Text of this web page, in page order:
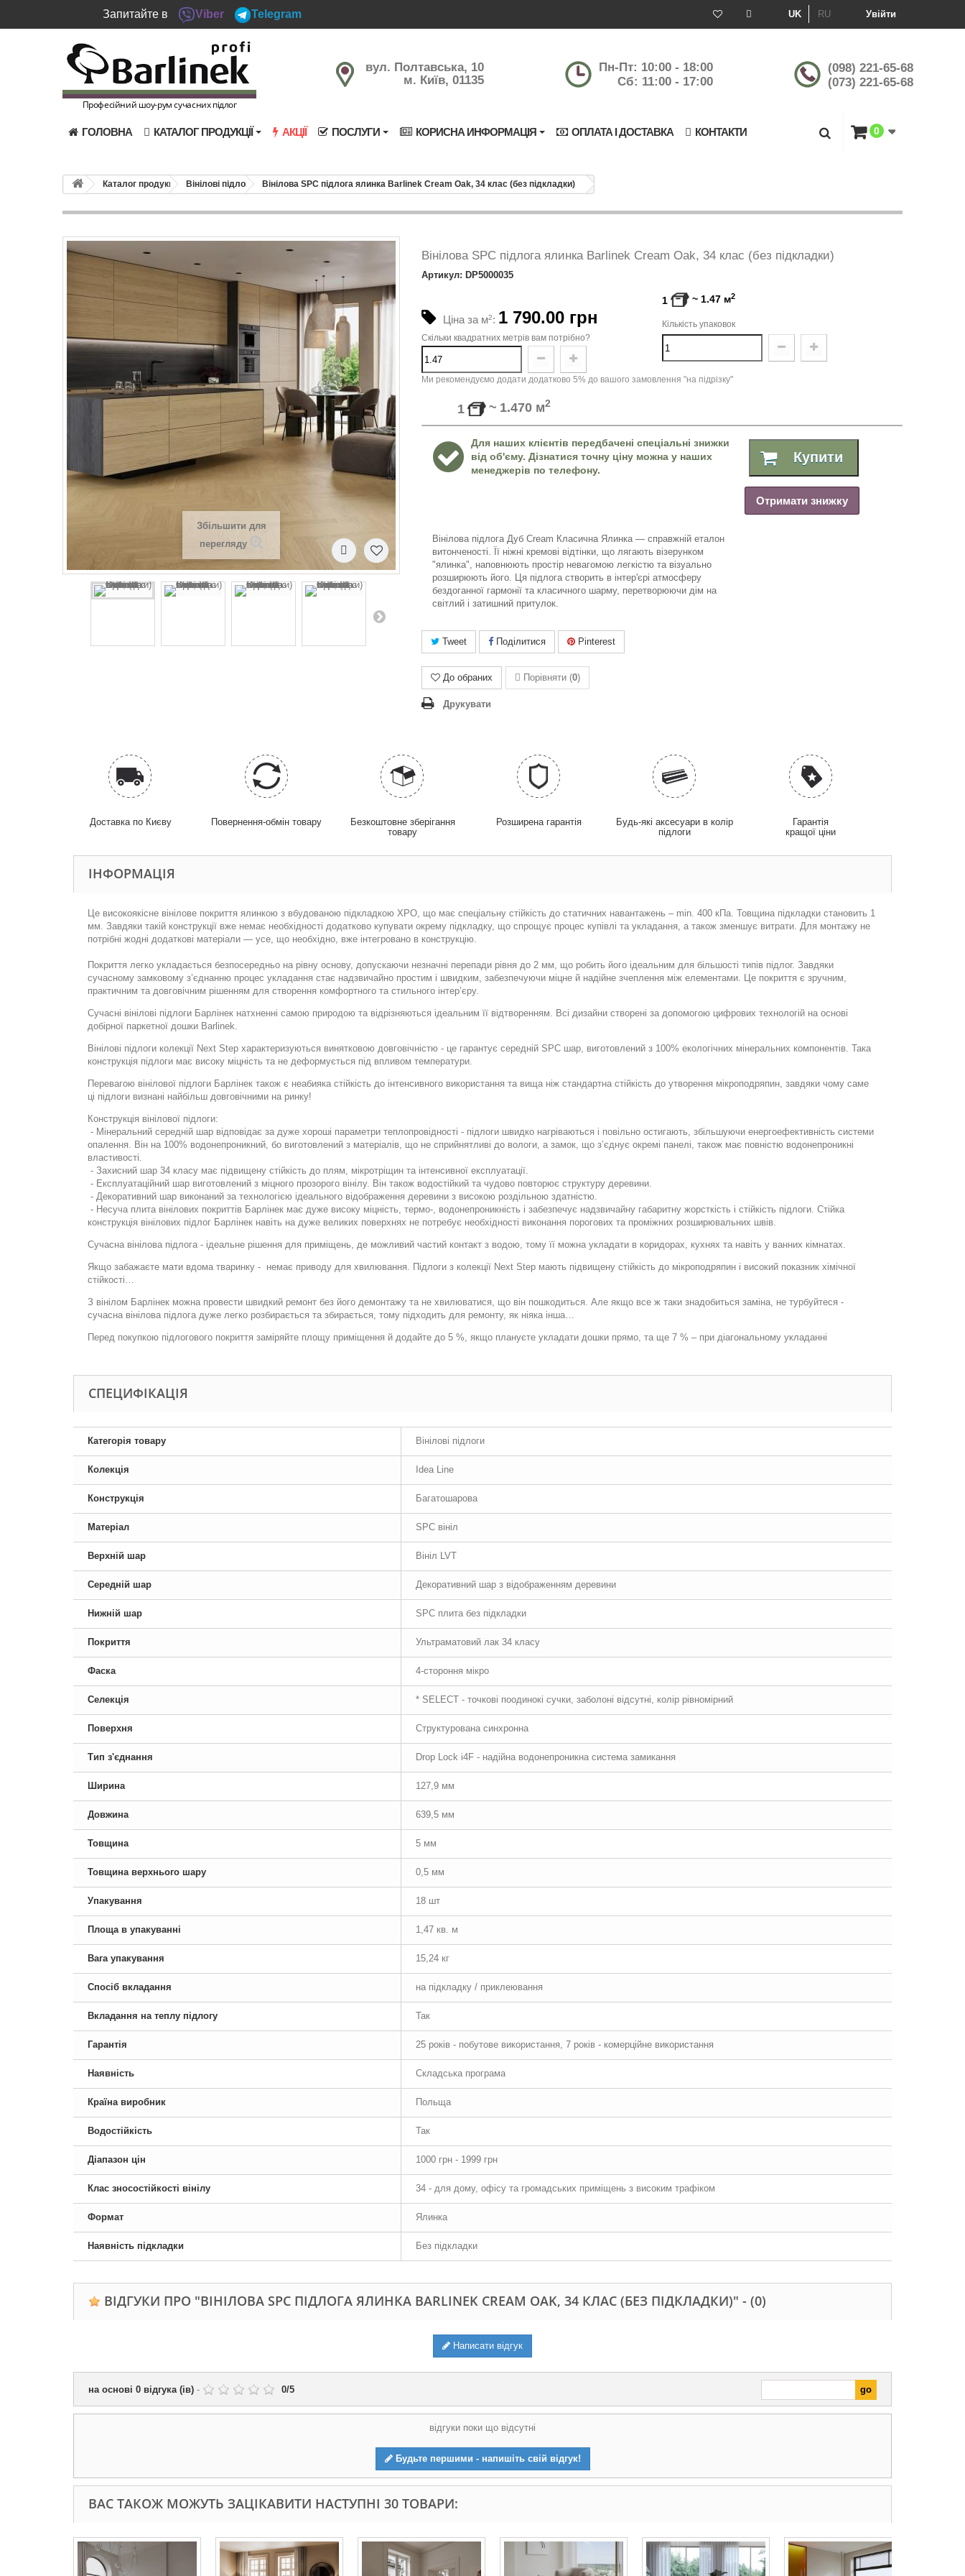
Запитайте в Viber Telegram Увійти
UK RU
Професійний шоу-рум сучасних підлог
вул. Полтавська, 10
м. Київ, 01135
Пн-Пт: 10:00 - 18:00
Сб: 11:00 - 17:00
(098) 221-65-68
(073) 221-65-68
ГОЛОВНА КАТАЛОГ ПРОДУКЦІЇ АКЦІЇ ПОСЛУГИ КОРИСНА ИНФОРМАЦІЯ ОПЛАТА І ДОСТАВКА КОНТАКТИ 0
Каталог продукції Вінілові підлоги Вінілова SPC підлога ялинка Barlinek Cream Oak, 34 клас (без підкладки)
Збільшити для
перегляду
Вінілова SPC підлога ялинка Barlinek Cream Oak, 34 клас (без підкладки)
Артикул: DP5000035
Ціна за м2: 1 790.00 грн
1 ~ 1.47 м2
Кількість упаковок
Скільки квадратних метрів вам потрібно?
Ми рекомендуємо додати додатково 5% до вашого замовлення "на підрізку"
1 ~ 1.470 м2
Для наших клієнтів передбачені спеціальні знижки
від об'єму. Дізнатися точну ціну можна у наших
менеджерів по телефону.
Купити
Отримати знижку
Вінілова підлога Дуб Cream Класична Ялинка — справжній еталон
витонченості. Її ніжні кремові відтінки, що лягають візерунком
"ялинка", наповнюють простір невагомою легкістю та візуально
розширюють його. Ця підлога створить в інтер'єрі атмосферу
бездоганної гармонії та класичного шарму, перетворюючи дім на
світлий і затишний притулок.
Tweet Поділитися Pinterest
До обраних Порівняти (0)
Друкувати
Доставка по Києву Повернення-обмін товару
Безкоштовне зберігання
товару
Розширена гарантія
Будь-які аксесуари в колір
підлоги
Гарантія
кращої ціни
ІНФОРМАЦІЯ
Це високоякісне вінілове покриття ялинкою з вбудованою підкладкою XPO, що має спеціальну стійкість до статичних навантажень – min. 400 кПa. Товщина підкладки становить 1
мм. Завдяки такій конструкції вже немає необхідності додатково купувати окрему підкладку, що спрощує процес купівлі та укладання, а також зменшує витрати. Для монтажу не
потрібні жодні додаткові матеріали — усе, що необхідно, вже інтегровано в конструкцію.
Покриття легко укладається безпосередньо на рівну основу, допускаючи незначні перепади рівня до 2 мм, що робить його ідеальним для більшості типів підлог. Завдяки
сучасному замковому з’єднанню процес укладання стає надзвичайно простим і швидким, забезпечуючи міцне й надійне зчеплення між елементами. Це покриття є зручним,
практичним та довговічним рішенням для створення комфортного та стильного інтер’єру.
Сучасні вінілові підлоги Барлінек натхненні самою природою та відрізняються ідеальним її відтворенням. Всі дизайни створені за допомогою цифрових технологій на основі
добірної паркетної дошки Barlinek.
Вінілові підлоги колекції Next Step характеризуються винятковою довговічністю - це гарантує середній SPC шар, виготовлений з 100% екологічних мінеральних компонентів. Така
конструкція підлоги має високу міцність та не деформується під впливом температури.
Перевагою вінілової підлоги Барлінек також є неабияка стійкість до інтенсивного використання та вища ніж стандартна стійкість до утворення мікроподряпин, завдяки чому саме
ці підлоги визнані найбільш довговічними на ринку!
Конструкція вінілової підлоги:
- Мінеральний середній шар відповідає за дуже хороші параметри теплопровідності - підлоги швидко нагріваються і повільно остигають, збільшуючи енергоефективність системи
опалення. Він на 100% водонепроникний, бо виготовлений з матеріалів, що не сприйнятливі до вологи, а замок, що з’єднує окремі панелі, також має повністю водонепроникні
властивості.
- Захисний шар 34 класу має підвищену стійкість до плям, мікротріщин та інтенсивної експлуатації.
- Експлуатаційний шар виготовлений з міцного прозорого вінілу. Він також водостійкий та чудово повторює структуру деревини.
- Декоративний шар виконаний за технологією ідеального відображення деревини з високою роздільною здатністю.
- Несуча плита вінілових покриттів Барлінек має дуже високу міцність, термо-, водонепроникність і забезпечує надзвичайну габаритну жорсткість і стійкість підлоги. Стійка
конструкція вінілових підлог Барлінек навіть на дуже великих поверхнях не потребує необхідності виконання порогових та проміжних розширювальних швів.
Сучасна вінілова підлога - ідеальне рішення для приміщень, де можливий частий контакт з водою, тому її можна укладати в коридорах, кухнях та навіть у ванних кімнатах.
Якщо забажаєте мати вдома тваринку - немає приводу для хвилювання. Підлоги з колекції Next Step мають підвищену стійкість до мікроподряпин і високий показник хімічної
стійкості…
З вінілом Барлінек можна провести швидкий ремонт без його демонтажу та не хвилюватися, що він пошкодиться. Але якщо все ж таки знадобиться заміна, не турбуйтеся -
сучасна вінілова підлога дуже легко розбирається та збирається, тому підходить для ремонту, як ніяка інша…
Перед покупкою підлогового покриття заміряйте площу приміщення й додайте до 5 %, якщо плануєте укладати дошки прямо, та ще 7 % – при діагональному укладанні
СПЕЦИФІКАЦІЯ
Категорія товару Вінілові підлоги
Колекція Idea Line
Конструкція Багатошарова
Матеріал SPC вініл
Верхній шар Вініл LVT
Середній шар Декоративний шар з відображенням деревини
Нижній шар SPC плита без підкладки
Покриття Ультраматовий лак 34 класу
Фаска 4-стороння мікро
Селекція * SELECT - точкові поодинокі сучки, заболоні відсутні, колір рівномірний
Поверхня Структурована синхронна
Тип з'єднання Drop Lock i4F - надійна водонепроникна система замикання
Ширина 127,9 мм
Довжина 639,5 мм
Товщина 5 мм
Товщина верхнього шару 0,5 мм
Упакування 18 шт
Площа в упакуванні 1,47 кв. м
Вага упакування 15,24 кг
Спосіб вкладання на підкладку / приклеювання
Вкладання на теплу підлогу Так
Гарантія 25 років - побутове використання, 7 років - комерційне використання
Наявність Складська програма
Країна виробник Польща
Водостійкість Так
Діапазон цін 1000 грн - 1999 грн
Клас зносостійкості вінілу 34 - для дому, офісу та громадських приміщень з високим трафіком
Формат Ялинка
Наявність підкладки Без підкладки
ВІДГУКИ ПРО "ВІНІЛОВА SPC ПІДЛОГА ЯЛИНКА BARLINEK CREAM OAK, 34 КЛАС (БЕЗ ПІДКЛАДКИ)" - (0)
Написати відгук
на основі 0 відгука (ів) - 0/5
відгуки поки що відсутні
Будьте першими - напишіть свій відгук!
ВАС ТАКОЖ МОЖУТЬ ЗАЦІКАВИТИ НАСТУПНІ 30 ТОВАРИ: